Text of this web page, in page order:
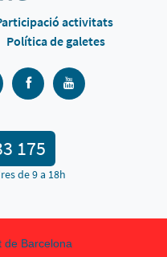
activitats
Política de galetes
175
de 9 a 18h